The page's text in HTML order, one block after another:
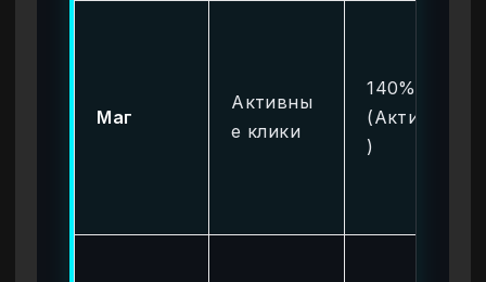
Маг
Активны
е клики
140%
(Активно
)